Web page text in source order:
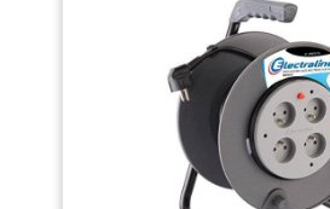
enrouleur electrique garde vos
main, sans noeuds ni boucles
un poste de travail net, sûr et
ORGANISEZ ATELIER ET
d'un enrouleur tuyau air
arrosage extensible, cet
pour câble crée une zone
les risques de chute et vous fait
précieux à chaque intervention.